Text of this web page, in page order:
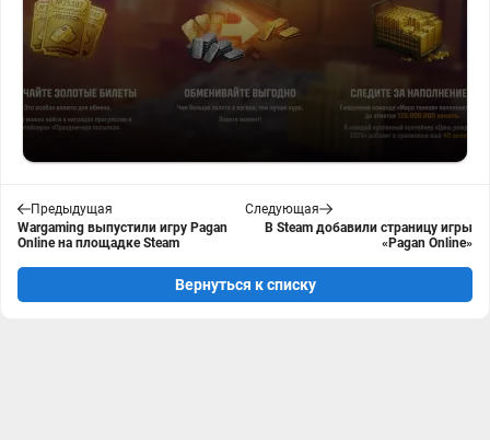
Предыдущая
Wargaming выпустили игру Pagan
Online на площадке Steam
Следующая
В Steam добавили страницу игры
«Pagan Online»
Вернуться к списку